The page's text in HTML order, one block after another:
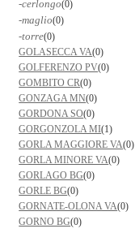
-cerlongo(0)
-maglio(0)
-torre(0)
GOLASECCA VA(0)
GOLFERENZO PV(0)
GOMBITO CR(0)
GONZAGA MN(0)
GORDONA SO(0)
GORGONZOLA MI(1)
GORLA MAGGIORE VA(0)
GORLA MINORE VA(0)
GORLAGO BG(0)
GORLE BG(0)
GORNATE-OLONA VA(0)
GORNO BG(0)